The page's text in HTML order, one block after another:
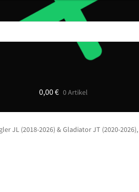
0,00€ 0 Artikel
JL (2018-2026) & Gladiator JT (2020-2026),